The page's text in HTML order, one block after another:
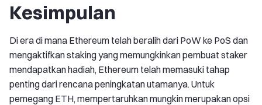
Kesimpulan
Di era di mana Ethereum telah beralih dari PoW ke PoS dan
mengaktifkan staking yang memungkinkan pembuat staker
mendapatkan hadiah, Ethereum telah memasuki tahap
penting dari rencana peningkatan utamanya. Untuk
pemegang ETH, mempertaruhkan mungkin merupakan opsi